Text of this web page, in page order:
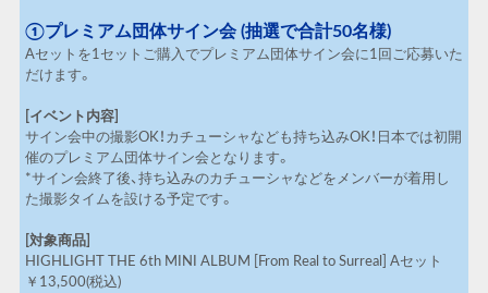
①プレミアム団体サイン会 (抽選で合計50名様)
Aセットを1セットご購入でプレミアム団体サイン会に1回ご応募いた
だけます。
[イベント内容]
サイン会中の撮影OK！カチューシャなども持ち込みOK！日本では初開
催のプレミアム団体サイン会となります。
*サイン会終了後、持ち込みのカチューシャなどをメンバーが着用し
た撮影タイムを設ける予定です。
[対象商品]
HIGHLIGHT THE 6th MINI ALBUM [From Real to Surreal] Aセット
￥13,500(税込)